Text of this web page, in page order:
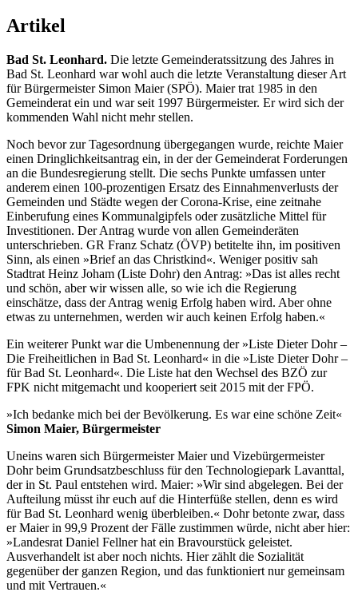
Artikel
Bad St. Leonhard. Die letzte Gemeinderatssitzung des Jahres in
Bad St. Leonhard war wohl auch die letzte Veranstaltung dieser Art
für Bürgermeister Simon Maier (SPÖ). Maier trat 1985 in den
Gemeinderat ein und war seit 1997 Bürgermeister. Er wird sich der
kommenden Wahl nicht mehr stellen.
Noch bevor zur Tagesordnung übergegangen wurde, reichte Maier
einen Dringlichkeitsantrag ein, in der der Gemeinderat Forderungen
an die Bundesregierung stellt. Die sechs Punkte umfassen unter
anderem einen 100-prozentigen Ersatz des Einnahmenverlusts der
Gemeinden und Städte wegen der Corona-Krise, eine zeitnahe
Einberufung eines Kommunalgipfels oder zusätzliche Mittel für
Investitionen. Der Antrag wurde von allen Gemeinderäten
unterschrieben. GR Franz Schatz (ÖVP) betitelte ihn, im positiven
Sinn, als einen »Brief an das Christkind«. Weniger positiv sah
Stadtrat Heinz Joham (Liste Dohr) den Antrag: »Das ist alles recht
und schön, aber wir wissen alle, so wie ich die Regierung
einschätze, dass der Antrag wenig Erfolg haben wird. Aber ohne
etwas zu unternehmen, werden wir auch keinen Erfolg haben.«
Ein weiterer Punkt war die Umbenennung der »Liste Dieter Dohr –
Die Freiheitlichen in Bad St. Leonhard« in die »Liste Dieter Dohr –
für Bad St. Leonhard«. Die Liste hat den Wechsel des BZÖ zur
FPK nicht mitgemacht und kooperiert seit 2015 mit der FPÖ.
»Ich bedanke mich bei der Bevölkerung. Es war eine schöne Zeit«
Simon Maier, Bürgermeister
Uneins waren sich Bürgermeister Maier und Vizebürgermeister
Dohr beim Grundsatzbeschluss für den Technologiepark Lavanttal,
der in St. Paul entstehen wird. Maier: »Wir sind abgelegen. Bei der
Aufteilung müsst ihr euch auf die Hinterfüße stellen, denn es wird
für Bad St. Leonhard wenig überbleiben.« Dohr betonte zwar, dass
er Maier in 99,9 Prozent der Fälle zustimmen würde, nicht aber hier:
»Landesrat Daniel Fellner hat ein Bravourstück geleistet.
Ausverhandelt ist aber noch nichts. Hier zählt die Sozialität
gegenüber der ganzen Region, und das funktioniert nur gemeinsam
und mit Vertrauen.«